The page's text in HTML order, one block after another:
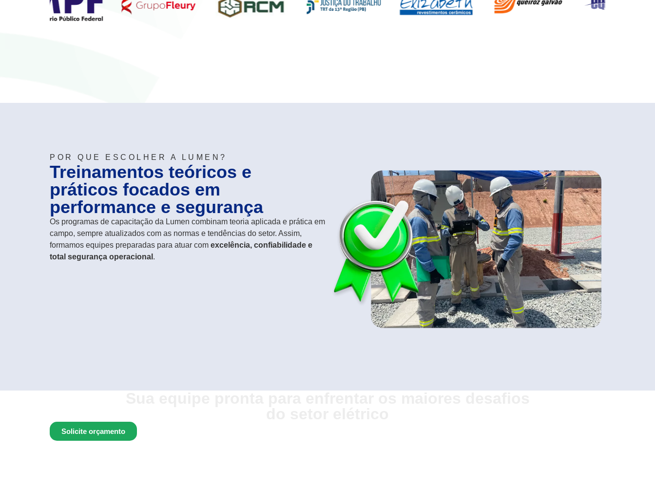
POR QUE ESCOLHER A LUMEN?
Treinamentos teóricos e
práticos focados em
performance e segurança
Os programas de capacitação da Lumen combinam teoria aplicada e prática em
campo, sempre atualizados com as normas e tendências do setor. Assim,
formamos equipes preparadas para atuar com excelência, confiabilidade e
total segurança operacional .
Solicite orçamento